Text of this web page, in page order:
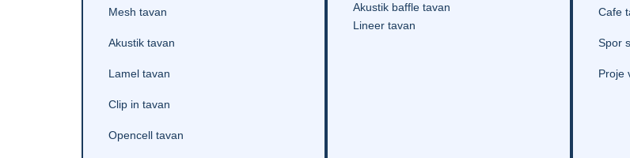
Mesh tavan
Akustik tavan
Lamel tavan
Clip in tavan
Opencell tavan
Akustik baffle tavan
Lineer tavan
Cafe
Spor
Proje